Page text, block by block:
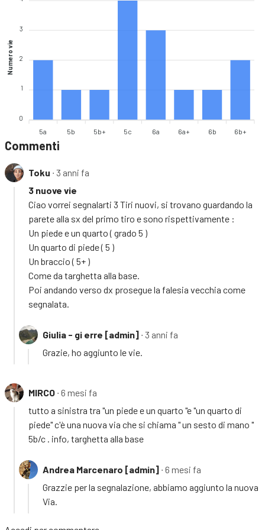
3
2
1
0
Numero vie
5a 5b 5b+ 5c 6a 6a+ 6b 6b+
Commenti
Toku ∙ 3 anni fa
3 nuove vie
Ciao vorrei segnalarti 3 Tiri nuovi, si trovano guardando la
parete alla sx del primo tiro e sono rispettivamente :
Un piede e un quarto ( grado 5 )
Un quarto di piede ( 5 )
Un braccio ( 5+ )
Come da targhetta alla base.
Poi andando verso dx prosegue la falesia vecchia come
segnalata.
Giulia - gi erre [admin] ∙ 3 anni fa
Grazie, ho aggiunto le vie.
MIRCO ∙ 6 mesi fa
tutto a sinistra tra "un piede e un quarto "e "un quarto di
piede" c'è una nuova via che si chiama " un sesto di mano "
5b/c . info, targhetta alla base
Andrea Marcenaro [admin] ∙ 6 mesi fa
Grazzie per la segnalazione, abbiamo aggiunto la nuova
Via.